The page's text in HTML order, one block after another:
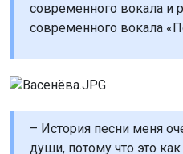
современного вокала и
современного вокала
– История песни меня
души, потому что это